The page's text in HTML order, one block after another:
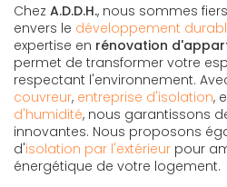
Chez A.D.D.H., nous sommes
envers le développement
expertise en rénovation
permet de transformer votre
respectant l'environnement.
couvreur, entreprise d'isolation,
d'humidité, nous garantissons
innovantes. Nous proposons
d'isolation par l'extérieur pour
énergétique de votre logement.